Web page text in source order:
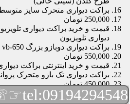
براکت دیواری متحرک سایز
250,000 تومان
دیواری تلویزیون
براکت دیواری دوبازو بزرگ vb-650
550,000 تومان
قیمت و خرید اینترنتی براکت
براکت دیواری تک بازو متحرک
450,000 تومان
قیمت و براکت دیواری تلویزیون
tel:09194294548